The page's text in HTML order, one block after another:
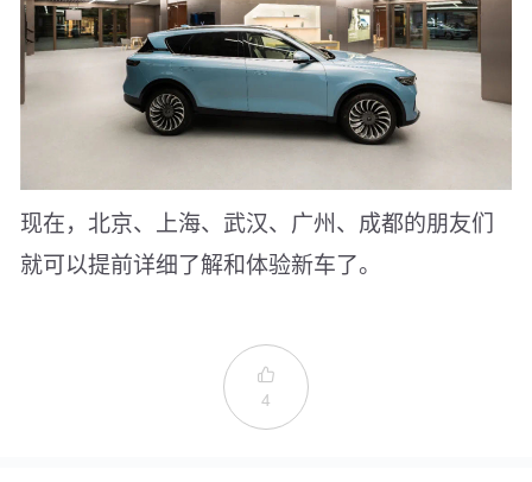
现在，北京、上海、武汉、广州、成都的朋友们
就可以提前详细了解和体验新车了。

4